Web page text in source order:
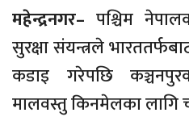
महेन्द्रनगर– पश्चिम
सुरक्षा संयन्त्रले
कडाइ गरेपछि
मालवस्तु किनमेलका